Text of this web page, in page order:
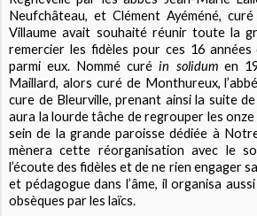
Neufchâteau, et Clément Ayéméné,
Villaume avait souhaité réunir toute la
remercier les fidèles pour ces 16 années
parmi eux. Nommé curéin solidumen
Maillard, alors curé de Monthureux,
cure de Bleurville, prenant ainsi la suite
aura la lourde tâche de regrouper les
sein de la grande paroisse dédiée à
mènera cette réorganisation avec le
l’écoute des fidèles et de ne rien engager
et pédagogue dans l’âme, il organisa
obsèques par les laïcs.